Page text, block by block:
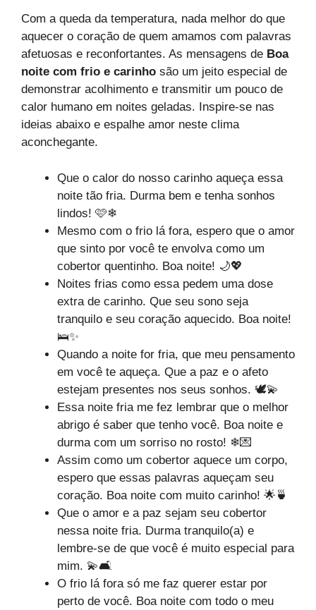
Com a queda da temperatura, nada melhor do que
aquecer o coração de quem amamos com palavras
afetuosas e reconfortantes. As mensagens de Boa
noite com frio e carinho são um jeito especial de
demonstrar acolhimento e transmitir um pouco de
calor humano em noites geladas. Inspire-se nas
ideias abaixo e espalhe amor neste clima
aconchegante.
Que o calor do nosso carinho aqueça essa
noite tão fria. Durma bem e tenha sonhos
lindos! 🩷❄
Mesmo com o frio lá fora, espero que o amor
que sinto por você te envolva como um
cobertor quentinho. Boa noite! 🌙💖
Noites frias como essa pedem uma dose
extra de carinho. Que seu sono seja
tranquilo e seu coração aquecido. Boa noite!
🛌✨
Quando a noite for fria, que meu pensamento
em você te aqueça. Que a paz e o afeto
estejam presentes nos seus sonhos. 🕊💫
Essa noite fria me fez lembrar que o melhor
abrigo é saber que tenho você. Boa noite e
durma com um sorriso no rosto! ❄💌
Assim como um cobertor aquece um corpo,
espero que essas palavras aqueçam seu
coração. Boa noite com muito carinho! 🌟🍵
Que o amor e a paz sejam seu cobertor
nessa noite fria. Durma tranquilo(a) e
lembre-se de que você é muito especial para
mim. 💫🛋
O frio lá fora só me faz querer estar por
perto de você. Boa noite com todo o meu